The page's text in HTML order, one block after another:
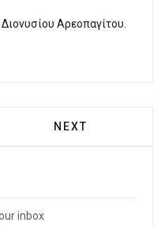
Αρεοπαγίτου.
ΣΕ ΠΛΉΡΗ
NEXT ARTICLE:
NEXT
inbox